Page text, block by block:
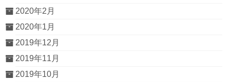
2020年2月
2020年1月
2019年12月
2019年11月
2019年10月